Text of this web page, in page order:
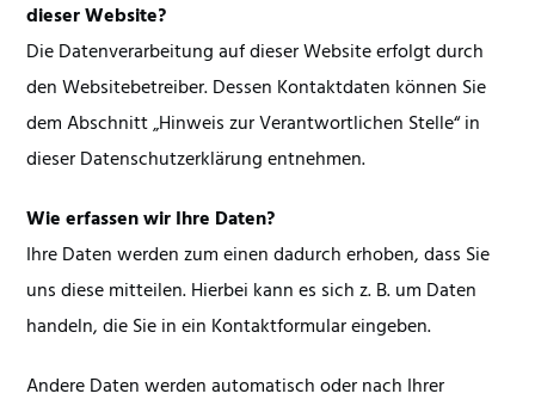
dieser Website?
Die Datenverarbeitung auf dieser Website erfolgt durch
den Websitebetreiber. Dessen Kontaktdaten können Sie
dem Abschnitt „Hinweis zur Verantwortlichen Stelle“ in
dieser Datenschutzerklärung entnehmen.
Wie erfassen wir Ihre Daten?
Ihre Daten werden zum einen dadurch erhoben, dass Sie
uns diese mitteilen. Hierbei kann es sich z. B. um Daten
handeln, die Sie in ein Kontaktformular eingeben.
Andere Daten werden automatisch oder nach Ihrer